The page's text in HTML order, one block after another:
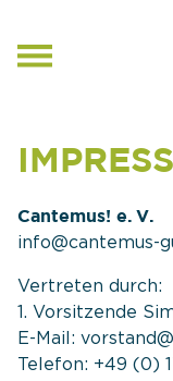
Cantemus! e. V.
info@cantemus-
Vertreten durch:
1. Vorsitzende
E-Mail:
Telefon: +49 (0)